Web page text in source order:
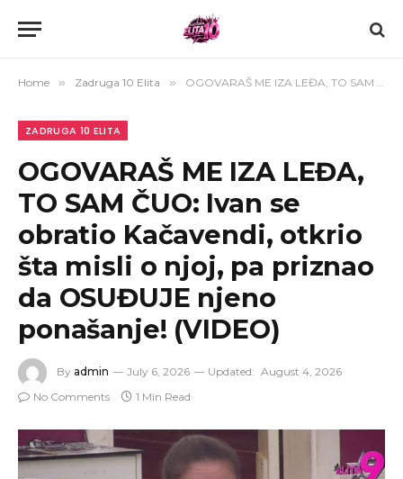
Home » Zadruga 10 Elita » OGOVARAŠ ME IZA LEĐA, TO SAM ČUO: Ivan se obratio Kačavendi, otkrio šta misli o njoj, pa priznao da OSUĐUJE njeno ponašanje! (VIDEO)
ZADRUGA 10 ELITA
OGOVARAŠ ME IZA LEĐA,
TO SAM ČUO: Ivan se
obratio Kačavendi, otkrio
šta misli o njoj, pa priznao
da OSUĐUJE njeno
ponašanje! (VIDEO)
By admin July 6, 2026 Updated: August 4, 2026
No Comments
1 Min Read